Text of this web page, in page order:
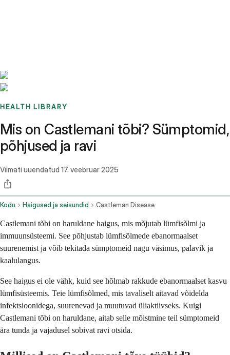
HEALTH LIBRARY
Mis on Castlemani tõbi? Sümptomid,
põhjused ja ravi
Viimati uuendatud 17. veebruar 2025
Kodu Haigused ja seisundid Castleman Disease
Castlemani tõbi on haruldane haigus, mis mõjutab lümfisõlmi ja
immuunsüsteemi. See põhjustab lümfisõlmede ebanormaalset
suurenemist ja võib tekitada sümptomeid nagu väsimus, palavik ja
kaalulangus.
See haigus ei ole vähk, kuid see hõlmab rakkude ebanormaalset kasvu
lümfisüsteemis. Teie lümfisõlmed, mis tavaliselt aitavad võidelda
infektsioonidega, suurenevad ja muutuvad üliaktiivseks. Kuigi
Castlemani tõbi on haruldane, aitab selle mõistmine teil sümptomeid
ära tunda ja vajadusel sobivat ravi otsida.